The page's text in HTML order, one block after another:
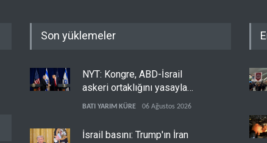
Son yüklemeler
NYT: Kongre, ABD-İsrail
askeri ortaklığını yasayla
kalıcılaştırıyor
BATI YARIM KÜRE 06 Ağustos 2026
İsrail basını: Trump'ın İran